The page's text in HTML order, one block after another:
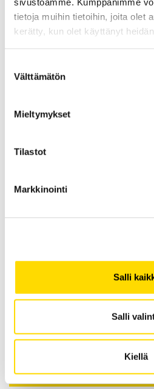
tietoja muihin tietoihin, joita olet
kerätty, kun olet käyttänyt
valinta
Välttämätön
Mieltymykset
Tilastot
Markkinointi
Salli
Salli
Kiellä
Figure
value
Figure
Shanghai Global Ranking
Figure
value
description (Shanghai
Figure
value
1.
Figure
tutkimuksen laadussa
2026)